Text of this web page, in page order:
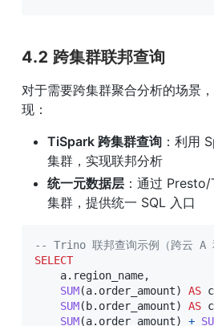
4.2 跨集群联邦查询
对于需要跨集群聚合分析的场景
现：
TiSpark 跨集群查询 ：利用
集群，实现联邦分析
统一元数据层 ：通过
集群，提供统一 SQL 入口
-- Trino 联邦查询示例（跨云 A
SELECT
    a
. region_name,
SUM(a. order_amount) AS
SUM( b. order_amount) AS
SUM(a. order_amount) +